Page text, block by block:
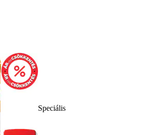
Speciális